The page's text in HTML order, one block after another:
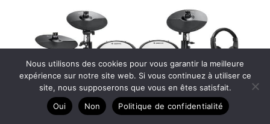
Nous utilisons des cookies pour vous garantir la meilleure
expérience sur notre site web. Si vous continuez à utiliser ce
site, nous supposerons que vous en êtes satisfait.
Oui
Non Politique de confidentialité